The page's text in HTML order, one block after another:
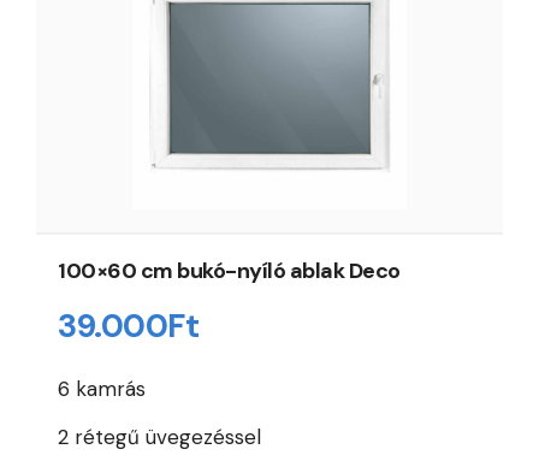
100×60 cm bukó-nyíló ablak Deco
39.000Ft
6 kamrás
2 rétegű üvegezéssel